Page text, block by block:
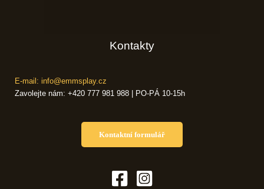
Kontakty
E-mail: info@emmsplay.cz
Zavolejte nám: +420 777 981 988 | PO-PÁ 10-15h
Kontaktní formulář